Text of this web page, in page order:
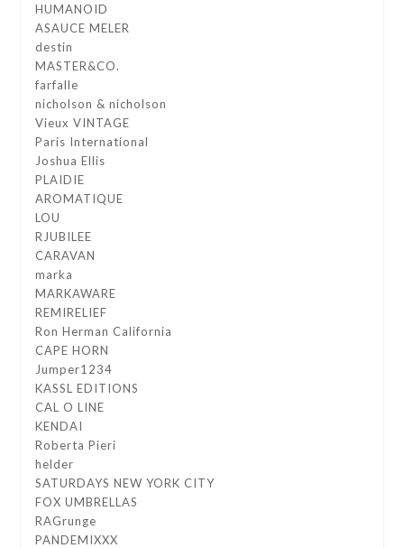
HUMANOID
ASAUCE MELER
destin
MASTER&CO.
farfalle
nicholson & nicholson
Vieux VINTAGE
Paris International
Joshua Ellis
PLAIDIE
AROMATIQUE
LOU
RJUBILEE
CARAVAN
marka
MARKAWARE
REMIRELIEF
Ron Herman California
CAPE HORN
Jumper1234
KASSL EDITIONS
CAL O LINE
KENDAI
Roberta Pieri
helder
SATURDAYS NEW YORK CITY
FOX UMBRELLAS
RAGrunge
PANDEMIXXX